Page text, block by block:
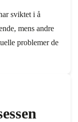
sviktet i å
mens andre
problemer de